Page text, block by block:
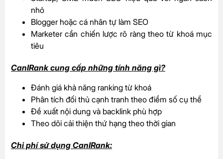
nhỏ
Blogger hoặc cá nhân tự làm SEO
Marketer cần chiến lược rõ ràng theo từ khoá mục
tiêu
CanIRank cung cấp những tính năng gì?
Đánh giá khả năng ranking từ khoá
Phân tích đối thủ cạnh tranh theo điểm số cụ thể
Đề xuất nội dung và backlink phù hợp
Theo dõi cải thiện thứ hạng theo thời gian
Chi phí sử dụng CanIRank: